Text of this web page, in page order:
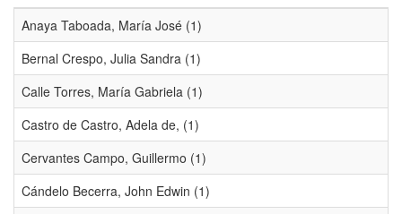
Anaya Taboada, María José (1)
Bernal Crespo, Julia Sandra (1)
Calle Torres, María Gabriela (1)
Castro de Castro, Adela de, (1)
Cervantes Campo, Guillermo (1)
Cándelo Becerra, John Edwin (1)